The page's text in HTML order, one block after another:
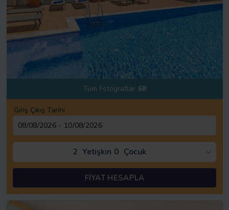
Tüm Fotograflar 68
Giriş Çıkış Tarihi
2 Yetişkin 0 Çocuk
FİYAT HESAPLA